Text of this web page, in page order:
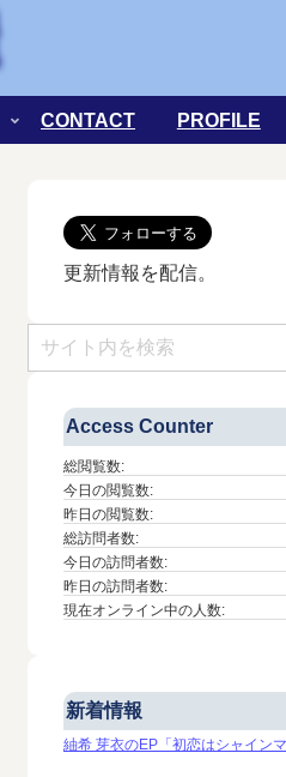
CONTACT PROFILE
更新情報を配信。
Access Counter
総閲覧数:
今日の閲覧数:
昨日の閲覧数:
総訪問者数:
今日の訪問者数:
昨日の訪問者数:
現在オンライン中の人数:
新着情報
紬希 芽衣のEP「初恋はシャイン